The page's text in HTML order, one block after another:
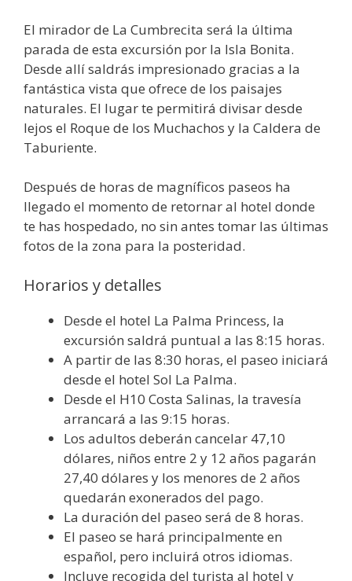
El mirador de La Cumbrecita será la última
parada de esta excursión por la Isla Bonita.
Desde allí saldrás impresionado gracias a la
fantástica vista que ofrece de los paisajes
naturales. El lugar te permitirá divisar desde
lejos el Roque de los Muchachos y la Caldera de
Taburiente.
Después de horas de magníficos paseos ha
llegado el momento de retornar al hotel donde
te has hospedado, no sin antes tomar las últimas
fotos de la zona para la posteridad.
Horarios y detalles
Desde el hotel La Palma Princess, la
excursión saldrá puntual a las 8:15 horas.
A partir de las 8:30 horas, el paseo iniciará
desde el hotel Sol La Palma.
Desde el H10 Costa Salinas, la travesía
arrancará a las 9:15 horas.
Los adultos deberán cancelar 47,10
dólares, niños entre 2 y 12 años pagarán
27,40 dólares y los menores de 2 años
quedarán exonerados del pago.
La duración del paseo será de 8 horas.
El paseo se hará principalmente en
español, pero incluirá otros idiomas.
Incluye recogida del turista al hotel y